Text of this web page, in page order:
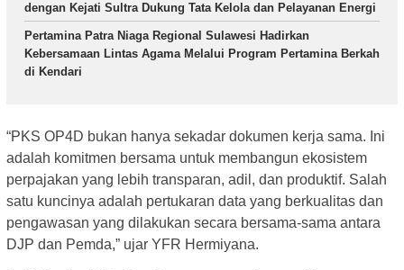
dengan Kejati Sultra Dukung Tata Kelola dan Pelayanan Energi
Pertamina Patra Niaga Regional Sulawesi Hadirkan
Kebersamaan Lintas Agama Melalui Program Pertamina Berkah
di Kendari
“PKS OP4D bukan hanya sekadar dokumen kerja sama. Ini
adalah komitmen bersama untuk membangun ekosistem
perpajakan yang lebih transparan, adil, dan produktif. Salah
satu kuncinya adalah pertukaran data yang berkualitas dan
pengawasan yang dilakukan secara bersama-sama antara
DJP dan Pemda,” ujar YFR Hermiyana.